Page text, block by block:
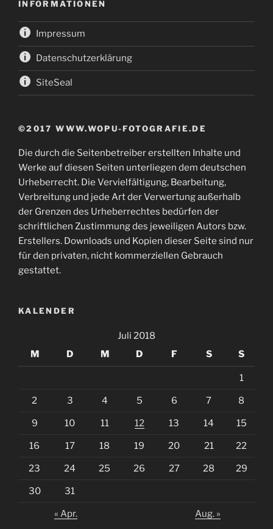
INFORMATIONEN
Impressum
Datenschutzerklärung
SiteSeal
©2017 WWW.WOPU-FOTOGRAFIE.DE
Die durch die Seitenbetreiber erstellten Inhalte und
Werke auf diesen Seiten unterliegen dem deutschen
Urheberrecht. Die Vervielfältigung, Bearbeitung,
Verbreitung und jede Art der Verwertung außerhalb
der Grenzen des Urheberrechtes bedürfen der
schriftlichen Zustimmung des jeweiligen Autors bzw.
Erstellers. Downloads und Kopien dieser Seite sind nur
für den privaten, nicht kommerziellen Gebrauch
gestattet.
KALENDER
Juli 2018
M
D M D F S S
1
2 3 4 5 6 7 8
9 10 11 12 13 14 15
16 17 18 19 20 21 22
23 24 25 26 27 28 29
30 31
« Apr. Aug. »